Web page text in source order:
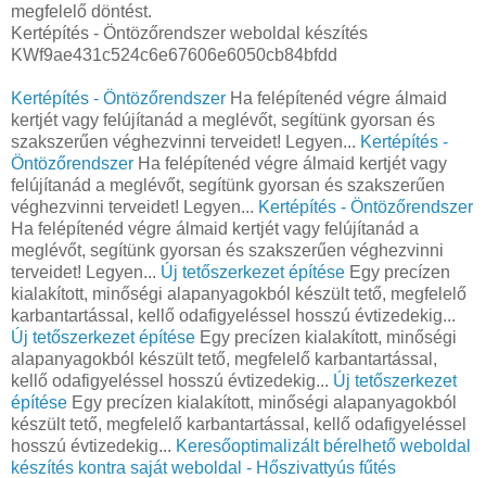
megfelelő döntést.
Kertépítés - Öntözőrendszer weboldal készítés
KWf9ae431c524c6e67606e6050cb84bfdd
Kertépítés - Öntözőrendszer Ha felépítenéd végre álmaid
kertjét vagy felújítanád a meglévőt, segítünk gyorsan és
szakszerűen véghezvinni terveidet! Legyen... Kertépítés -
Öntözőrendszer Ha felépítenéd végre álmaid kertjét vagy
felújítanád a meglévőt, segítünk gyorsan és szakszerűen
véghezvinni terveidet! Legyen... Kertépítés - Öntözőrendszer
Ha felépítenéd végre álmaid kertjét vagy felújítanád a
meglévőt, segítünk gyorsan és szakszerűen véghezvinni
terveidet! Legyen... Új tetőszerkezet építése Egy precízen
kialakított, minőségi alapanyagokból készült tető, megfelelő
karbantartással, kellő odafigyeléssel hosszú évtizedekig...
Új tetőszerkezet építése Egy precízen kialakított, minőségi
alapanyagokból készült tető, megfelelő karbantartással,
kellő odafigyeléssel hosszú évtizedekig... Új tetőszerkezet
építése Egy precízen kialakított, minőségi alapanyagokból
készült tető, megfelelő karbantartással, kellő odafigyeléssel
hosszú évtizedekig... Keresőoptimalizált bérelhető weboldal
készítés kontra saját weboldal - Hőszivattyús fűtés